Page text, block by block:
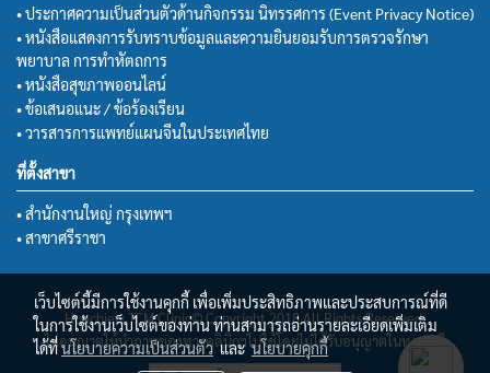
• ประกาศความเป็นส่วนตัวด้านกิจกรรม นิทรรศการ (Event Privacy Notice)
• หนังสือแสดงการรับทราบข้อมูลและความยินยอมรับการตรวจรักษา
พยาบาล การทำหัตถการ
• หนังสือสุขภาพออนไลน์
• ข้อเสนอแนะ / ข้อร้องเรียน
• วารสารการแพทย์แผนจีนในประเทศไทย
ที่ตั้งสาขา
• สำนักงานใหญ่ กรุงเทพฯ
• สาขาศรีราชา
Huachiew TCM Clinic© Copyright 2018 All Rights Reserved.
ไม่อนุญาตให้นำภาพของทางคลินิกฯไปใช้โดยไม่ได้รับอนุญาตในทุกกรณี
เว็บไซต์นี้มีการใช้งานคุกกี้ เพื่อเพิ่มประสิทธิภาพและประสบการณ์ที่ดี
ในการใช้งานเว็บไซต์ของท่าน ท่านสามารถอ่านรายละเอียดเพิ่มเติม
ได้ที่นโยบายความเป็นส่วนตัวและนโยบายคุกกี้